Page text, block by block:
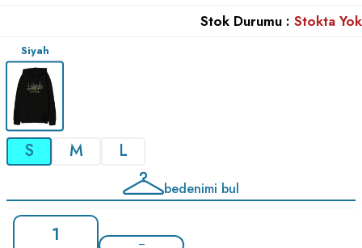
Stok Durumu : Stokta Yok
Siyah
S M L
bedenimi bul